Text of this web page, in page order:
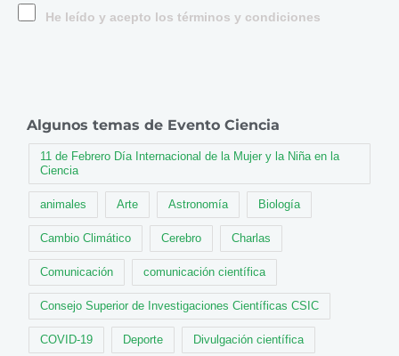
He leído y acepto los términos y condiciones
Algunos temas de Evento Ciencia
11 de Febrero Día Internacional de la Mujer y la Niña en la
Ciencia
animales Arte Astronomía Biología
Cambio Climático Cerebro Charlas
Comunicación comunicación científica
Consejo Superior de Investigaciones Científicas CSIC
COVID-19 Deporte Divulgación científica